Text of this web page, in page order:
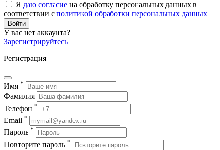
Я даю согласие на обработку персональных данных в
соответствии с политикой обработки персональных данных
Войти
У вас нет аккаунта?
Зарегистрируйтесь
Регистрация
Имя *
Фамилия
Телефон *
Email *
Пароль *
Повторите пароль *